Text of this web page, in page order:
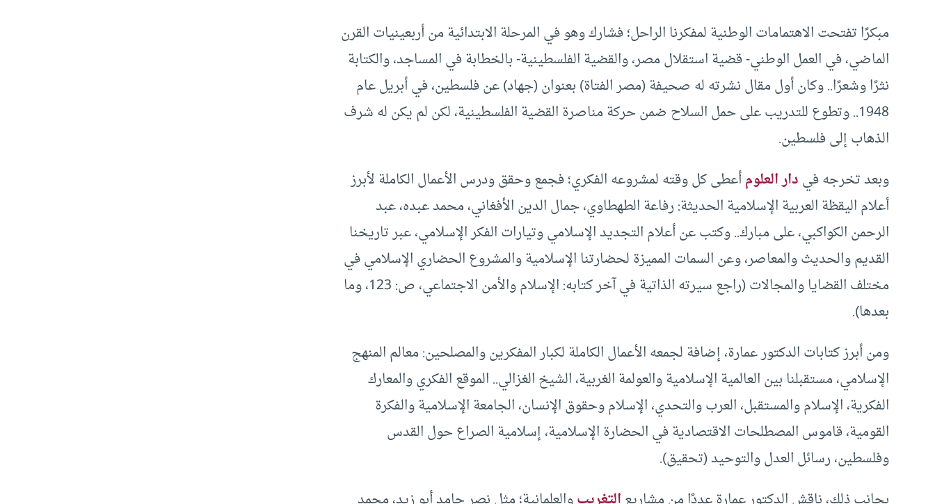
مبكرًا تفتحت الاهتمامات الوطنية لمفكرنا الراحل؛ فشارك وهو في المرحلة الابتدائية من أربعينيات القرن
الماضي، في العمل الوطني- قضية استقلال مصر، والقضية الفلسطينية- بالخطابة في المساجد، والكتابة
نثرًا وشعرًا.. وكان أول مقال نشرته له صحيفة (مصر الفتاة) بعنوان (جهاد) عن فلسطين، في أبريل عام
1948.. وتطوع للتدريب على حمل السلاح ضمن حركة مناصرة القضية الفلسطينية، لكن لم يكن له شرف
الذهاب إلى فلسطين.
وبعد تخرجه فيدار العلومأعطى كل وقته لمشروعه الفكري؛ فجمع وحقق ودرس الأعمال الكاملة لأبرز
أعلام اليقظة العربية الإسلامية الحديثة: رفاعة الطهطاوي، جمال الدين الأفغاني، محمد عبده، عبد
الرحمن الكواكبي، على مبارك.. وكتب عن أعلام التجديد الإسلامي وتيارات الفكر الإسلامي، عبر تاريخنا
القديم والحديث والمعاصر، وعن السمات المميزة لحضارتنا الإسلامية والمشروع الحضاري الإسلامي في
مختلف القضايا والمجالات (راجع سيرته الذاتية في آخر كتابه: الإسلام والأمن الاجتماعي، ص: 123، وما
بعدها).
ومن أبرز كتابات الدكتور عمارة، إضافة لجمعه الأعمال الكاملة لكبار المفكرين والمصلحين: معالم المنهج
الإسلامي، مستقبلنا بين العالمية الإسلامية والعولمة الغربية، الشيخ الغزالي.. الموقع الفكري والمعارك
الفكرية، الإسلام والمستقبل، العرب والتحدي، الإسلام وحقوق الإنسان، الجامعة الإسلامية والفكرة
القومية، قاموس المصطلحات الاقتصادية في الحضارة الإسلامية، إسلامية الصراع حول القدس
وفلسطين، رسائل العدل والتوحيد (تحقيق).